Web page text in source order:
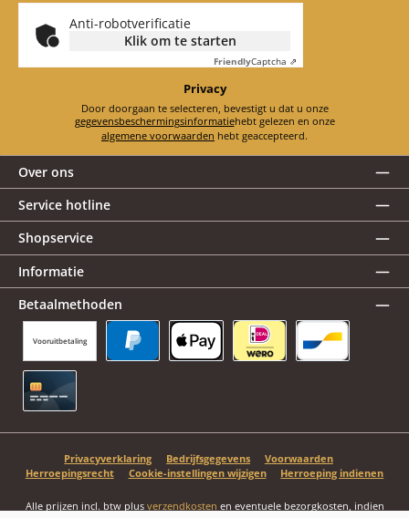
Anti-robotverificatie
Klik om te starten
FriendlyCaptcha ⇗
Privacy
Door doorgaan te selecteren, bevestigt u dat u onze
gegevensbeschermingsinformatie
hebt gelezen en onze
algemene voorwaarden hebt geaccepteerd.
Over ons
Service hotline
Shopservice
Informatie
Betaalmethoden
Vooruitbetaling
Privacyverklaring Bedrijfsgegevens
Voorwaarden
Herroepingsrecht
Cookie-instellingen wijzigen Herroeping indienen
Alle prijzen incl. btw plus verzendkosten en eventuele bezorgkosten, indien